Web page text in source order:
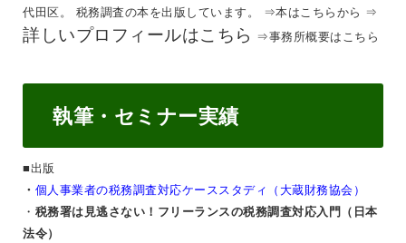
代田区。 税務調査の本を出版しています。 ⇒本はこちらから ⇒
詳しいプロフィールはこちら ⇒事務所概要はこちら
執筆・セミナー実績
■出版
・ 個人事業者の税務調査対応ケーススタディ（大蔵財務協会）
・ 税務署は見逃さない！フリーランスの税務調査対応入門（日本
法令）